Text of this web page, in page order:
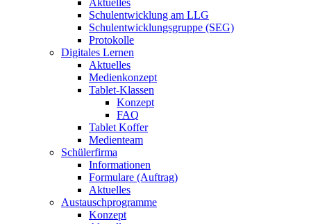
Aktuelles
Schulentwicklung am LLG
Schulentwicklungsgruppe (SEG)
Protokolle
Digitales Lernen
Aktuelles
Medienkonzept
Tablet-Klassen
Konzept
FAQ
Tablet Koffer
Medienteam
Schülerfirma
Informationen
Formulare (Auftrag)
Aktuelles
Austauschprogramme
Konzept